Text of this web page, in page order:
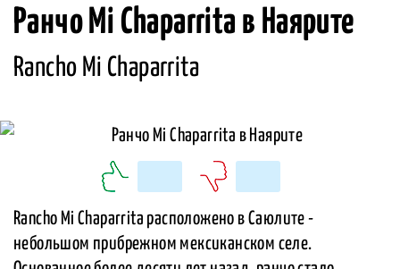
Ранчо Mi Chaparrita в Наярите
Rancho Mi Chaparrita
Rancho Mi Chaparrita расположено в Саюлите -
небольшом прибрежном мексиканском селе.